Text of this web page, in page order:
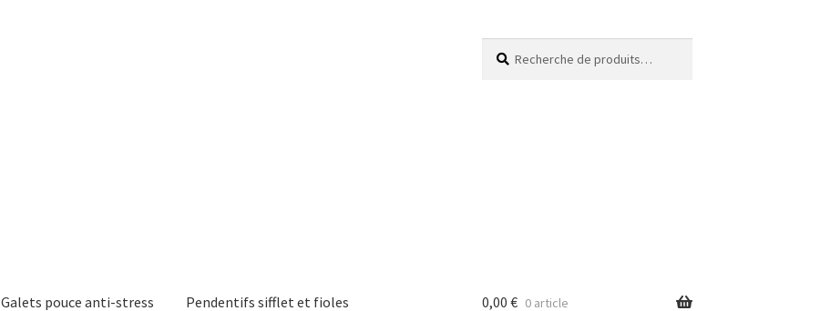
Galets pouce anti-stress Pendentifs sifflet et fioles 0,00 € 0 article